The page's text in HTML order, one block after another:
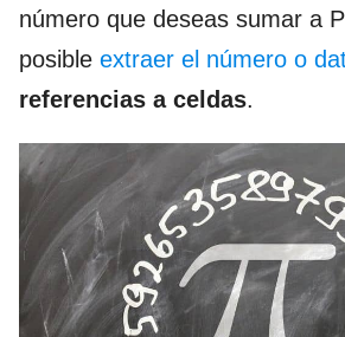
número que deseas sumar a
posible extraer el número o
referencias a celdas.